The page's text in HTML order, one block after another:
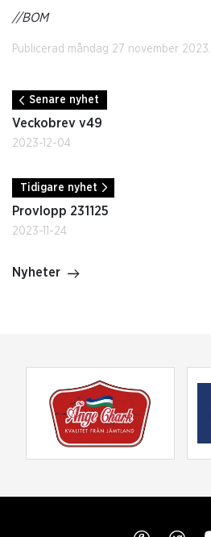
//BOM
Publicerad måndag 27 november 2023.
Senare nyhet
Veckobrev v49
2023-12-04
Tidigare nyhet
Provlopp 231125
2023-11-24
Nyheter